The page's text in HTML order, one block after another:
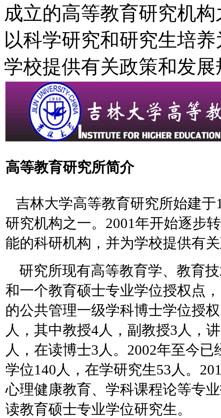
成立的高等教育研究机
以科学研究和研究生培
学校提供有关政策和发
高等教育研究所简介
吉林大学高等教育研究所始建
研究机构之一。2001年开始逐步
能的科研机构，并为学校提供有
研究所现有高等教育学、教育
和一个教育硕士专业学位授权点
的公共管理一级学科博士学位授
人，其中教授4人，副教授3人，
人，在读博士3人。2002年至今
学位140人，在学研究生53人。
心理健康教育、学科课程论等专
读教育硕士专业学位研究生。